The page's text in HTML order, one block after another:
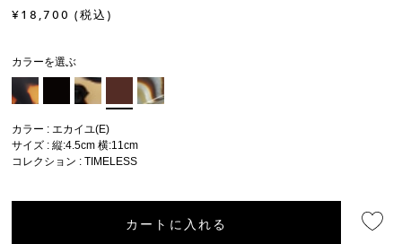
¥ 18,700 (税込)
カラーを選ぶ
カラー : エカイユ(E)
サイズ : 縦:4.5cm 横:11cm
コレクション :TIMELESS
カートに入れる